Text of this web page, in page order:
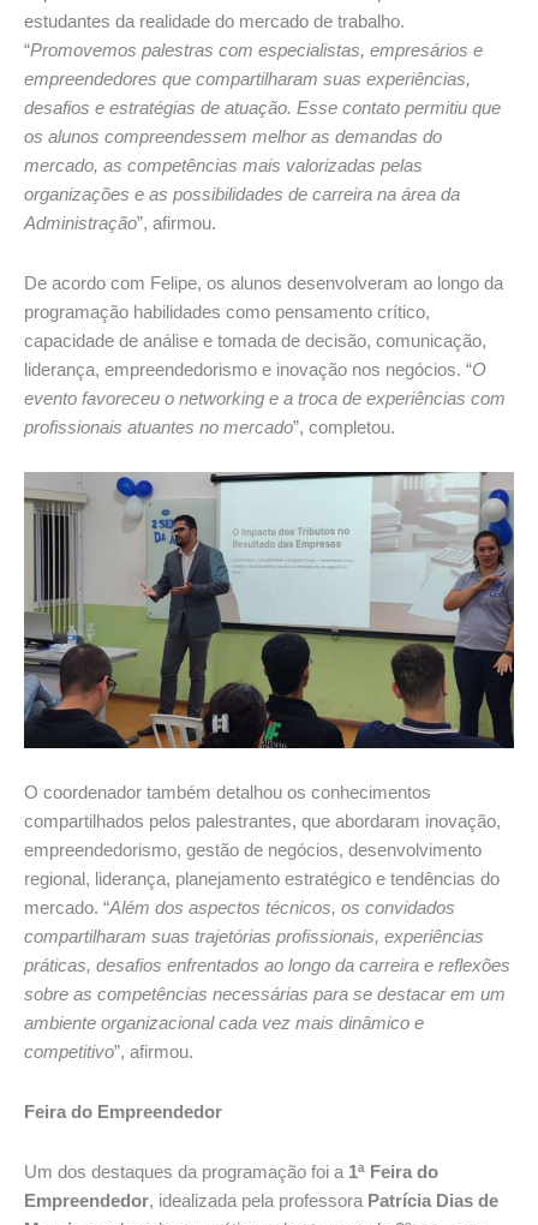
estudantes da realidade do mercado de trabalho.
“Promovemos palestras com especialistas, empresários e
empreendedores que compartilharam suas experiências,
desafios e estratégias de atuação. Esse contato permitiu que
os alunos compreendessem melhor as demandas do
mercado, as competências mais valorizadas pelas
organizações e as possibilidades de carreira na área da
Administração”, afirmou.
De acordo com Felipe, os alunos desenvolveram ao longo da
programação habilidades como pensamento crítico,
capacidade de análise e tomada de decisão, comunicação,
liderança, empreendedorismo e inovação nos negócios. “O
evento favoreceu o networking e a troca de experiências com
profissionais atuantes no mercado”, completou.
O coordenador também detalhou os conhecimentos
compartilhados pelos palestrantes, que abordaram inovação,
empreendedorismo, gestão de negócios, desenvolvimento
regional, liderança, planejamento estratégico e tendências do
mercado. “Além dos aspectos técnicos, os convidados
compartilharam suas trajetórias profissionais, experiências
práticas, desafios enfrentados ao longo da carreira e reflexões
sobre as competências necessárias para se destacar em um
ambiente organizacional cada vez mais dinâmico e
competitivo”, afirmou.
Feira do Empreendedor
Um dos destaques da programação foi a 1ª Feira do
Empreendedor, idealizada pela professora Patrícia Dias de